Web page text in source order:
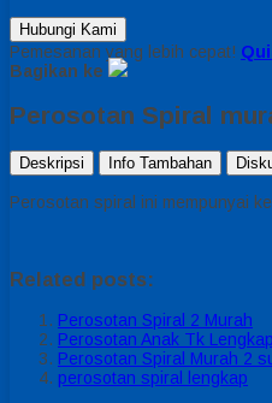
Hubungi Kami
Pemesanan yang lebih cepat!
Bagikan ke
Perosotan Spiral
Deskripsi Info Tambahan
Perosotan spiral ini mempunyai
Related posts:
Perosotan Spiral 2 Murah
Perosotan Anak Tk Lengkap
Perosotan Spiral Murah 2
perosotan spiral lengkap